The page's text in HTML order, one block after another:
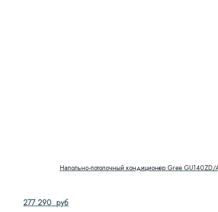
Напольно-потолочный кондиционер Gree
277 290 руб